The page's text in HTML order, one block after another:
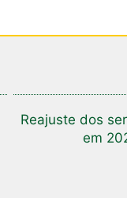
Reajuste dos
em